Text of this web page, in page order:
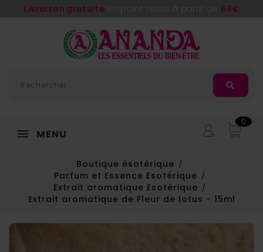
Livraison gratuite 69€
MENU
0
Boutique ésotérique
Parfum et Essence Esotérique
Extrait aromatique Esotérique
Extrait aromatique de Fleur de lotus - 15ml